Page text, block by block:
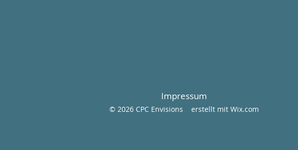
Impressum
© 2026 CPC Envisions erstellt mit Wix.com